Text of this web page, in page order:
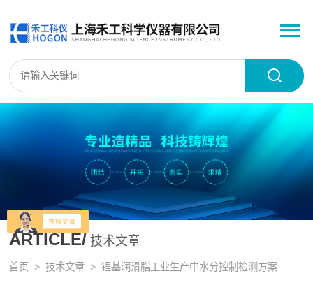
ARTICLE/ 技术文章
首页 >技术文章 > 锂基润滑脂工业生产中水分控制检测方案